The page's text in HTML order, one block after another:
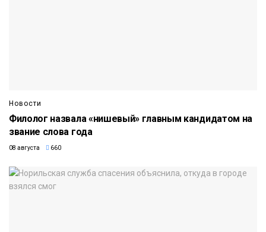
Новости
Филолог назвала «нишевый» главным кандидатом на
звание слова года
08 августа 660